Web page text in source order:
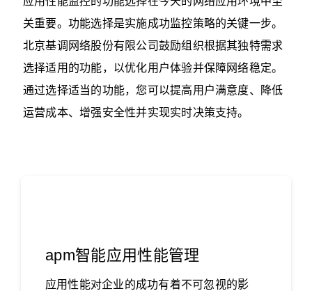
关重要。功能选择是实施成功监控策略的关键一步。
北京基调网络股份有限公司鼓励组织根据其独特需求
选择适用的功能，以优化用户体验并保障网络稳定。
通过选择适当的功能，您可以提高用户满意度、降低
运营成本、增强安全性并实现实时决策支持。‍
apm智能应用性能管理
应用性能对企业的成功有着不可忽视的影